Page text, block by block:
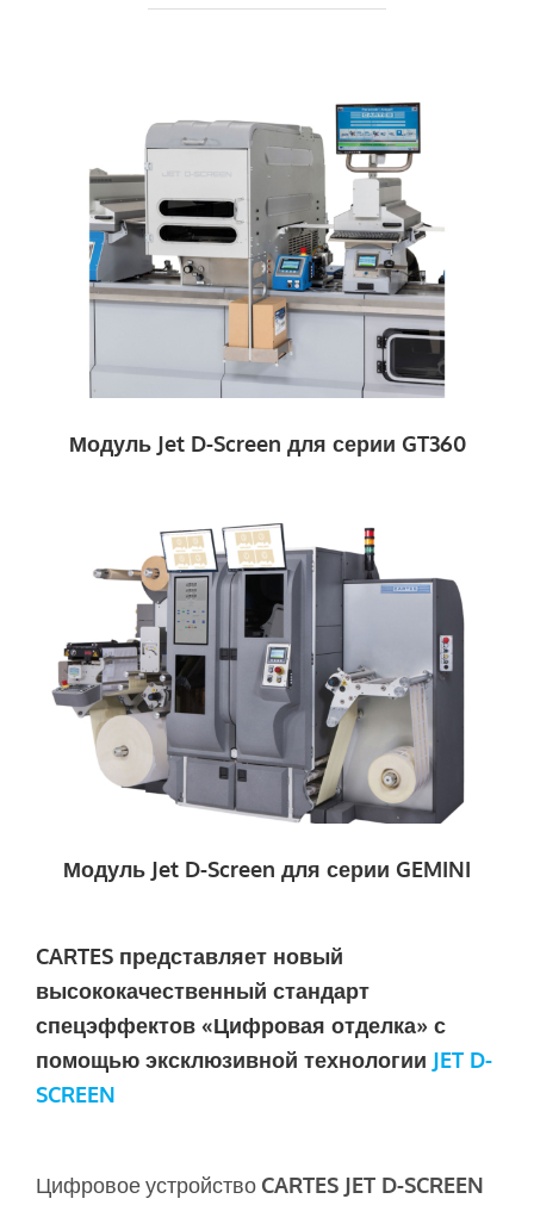
Модуль Jet D-Screen для серии GT360
Модуль Jet D-Screen для серии GEMINI
CARTES представляет новый
высококачественный стандарт
спецэффектов «Цифровая отделка» с
помощью эксклюзивной технологии JET D-
SCREEN
Цифровое устройство CARTES JET D-SCREEN